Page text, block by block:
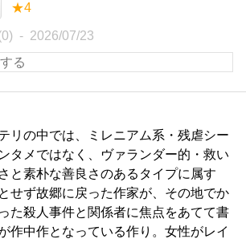
★4
2026/07/23
リの中では、ミレニアム系・残虐シー
タメではなく、ヴァランダー的・救い
と素朴な善良さのあるタイプに属す
せず故郷に戻った作家が、その地でか
た殺人事件と関係者に焦点をあてて書
作中作となっている作り。女性がレイ